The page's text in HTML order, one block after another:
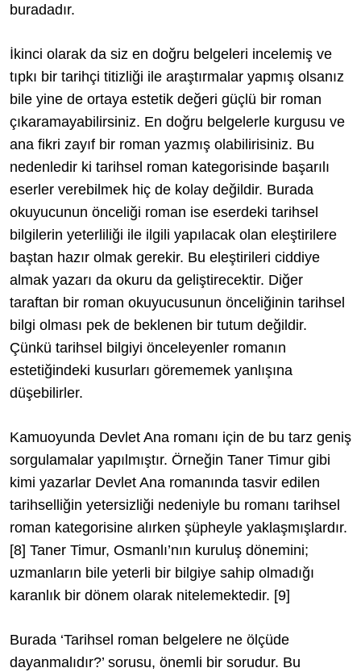
buradadır.
İkinci olarak da siz en doğru belgeleri incelemiş ve
tıpkı bir tarihçi titizliği ile araştırmalar yapmış olsanız
bile yine de ortaya estetik değeri güçlü bir roman
çıkaramayabilirsiniz. En doğru belgelerle kurgusu ve
ana fikri zayıf bir roman yazmış olabilirisiniz. Bu
nedenledir ki tarihsel roman kategorisinde başarılı
eserler verebilmek hiç de kolay değildir. Burada
okuyucunun önceliği roman ise eserdeki tarihsel
bilgilerin yeterliliği ile ilgili yapılacak olan eleştirilere
baştan hazır olmak gerekir. Bu eleştirileri ciddiye
almak yazarı da okuru da geliştirecektir. Diğer
taraftan bir roman okuyucusunun önceliğinin tarihsel
bilgi olması pek de beklenen bir tutum değildir.
Çünkü tarihsel bilgiyi önceleyenler romanın
estetiğindeki kusurları görememek yanlışına
düşebilirler.
Kamuoyunda Devlet Ana romanı için de bu tarz geniş
sorgulamalar yapılmıştır. Örneğin Taner Timur gibi
kimi yazarlar Devlet Ana romanında tasvir edilen
tarihselliğin yetersizliği nedeniyle bu romanı tarihsel
roman kategorisine alırken şüpheyle yaklaşmışlardır.
[8] Taner Timur, Osmanlı’nın kuruluş dönemini;
uzmanların bile yeterli bir bilgiye sahip olmadığı
karanlık bir dönem olarak nitelemektedir. [9]
Burada ‘Tarihsel roman belgelere ne ölçüde
dayanmalıdır?’ sorusu, önemli bir sorudur. Bu